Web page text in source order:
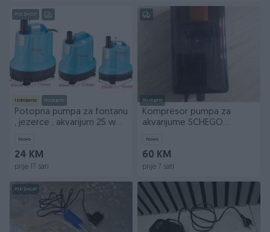
PIK SHOP
Izdvojeno Dostupno
Potopna pumpa za fontanu
, jezerce , akvarijum 25 w
Novo
24 KM
prije 17 sati
Dostupno
Kompresor pumpa za
akvarijume SCHEGO
Novo
60 KM
prije 7 sati
PIK SHOP